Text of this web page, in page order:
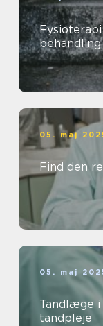
05. maj
Find den
05. maj
Tandlæge i
tandpleje